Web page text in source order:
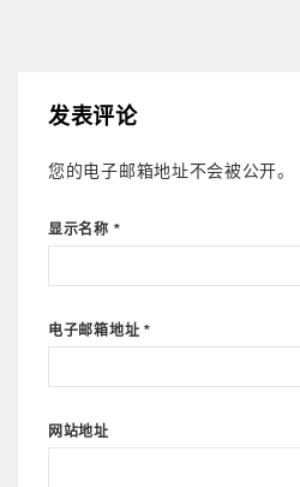
发表评论
您的电子邮箱地址不会被公开。
显示名称 *
电子邮箱地址 *
网站地址